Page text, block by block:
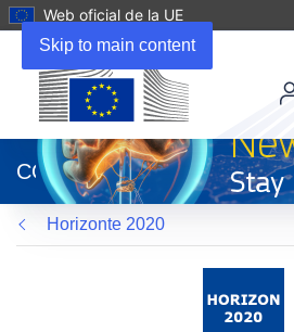
Skip to main content
Web oficial de la UE
abrirá
en
una
nueva
ventana)
CORDIS
Horizonte 2020